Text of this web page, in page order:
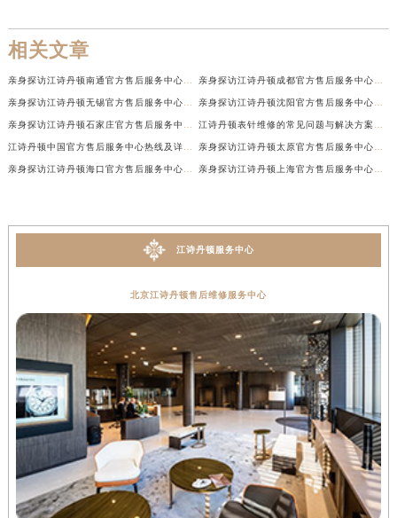
相关文章
江诗丹顿服务中心
北京江诗丹顿售后维修服务中心